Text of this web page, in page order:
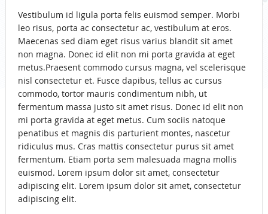
Vestibulum id ligula porta felis euismod semper. Morbi
leo risus, porta ac consectetur ac, vestibulum at eros.
Maecenas sed diam eget risus varius blandit sit amet
non magna. Donec id elit non mi porta gravida at eget
metus.Praesent commodo cursus magna, vel scelerisque
nisl consectetur et. Fusce dapibus, tellus ac cursus
commodo, tortor mauris condimentum nibh, ut
fermentum massa justo sit amet risus. Donec id elit non
mi porta gravida at eget metus. Cum sociis natoque
penatibus et magnis dis parturient montes, nascetur
ridiculus mus. Cras mattis consectetur purus sit amet
fermentum. Etiam porta sem malesuada magna mollis
euismod. Lorem ipsum dolor sit amet, consectetur
adipiscing elit. Lorem ipsum dolor sit amet, consectetur
adipiscing elit.